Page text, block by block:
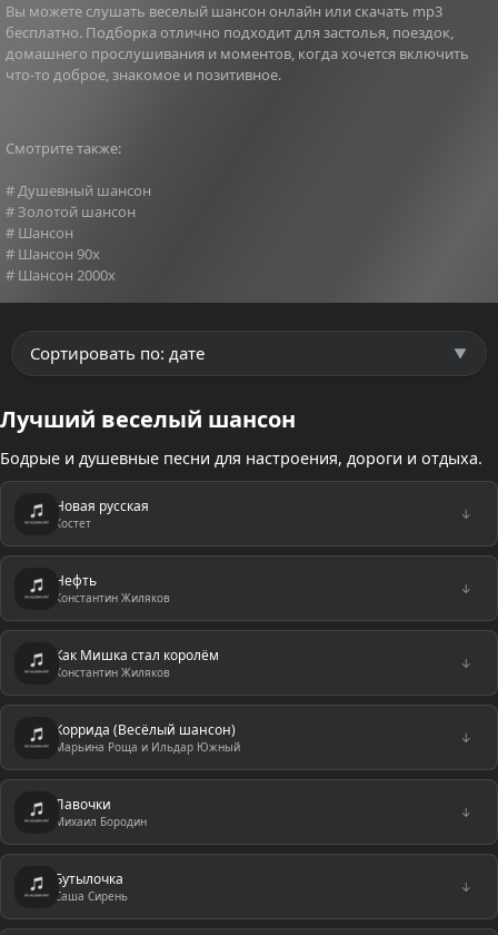
Вы можете слушать веселый шансон онлайн или скачать mp3
бесплатно. Подборка отлично подходит для застолья, поездок,
домашнего прослушивания и моментов, когда хочется включить
что-то доброе, знакомое и позитивное.
Смотрите также:
# Душевный шансон
# Золотой шансон
# Шансон
# Шансон 90х
# Шансон 2000х
Лучший веселый шансон
Бодрые и душевные песни для настроения, дороги и отдыха.
Новая русская
Костет
↓
Нефть
Константин Жиляков
↓
Как Мишка стал королём
Константин Жиляков
↓
Коррида (Весёлый шансон)
Марьина Роща и Ильдар Южный
↓
Лавочки
Михаил Бородин
↓
Бутылочка
Саша Сирень
↓